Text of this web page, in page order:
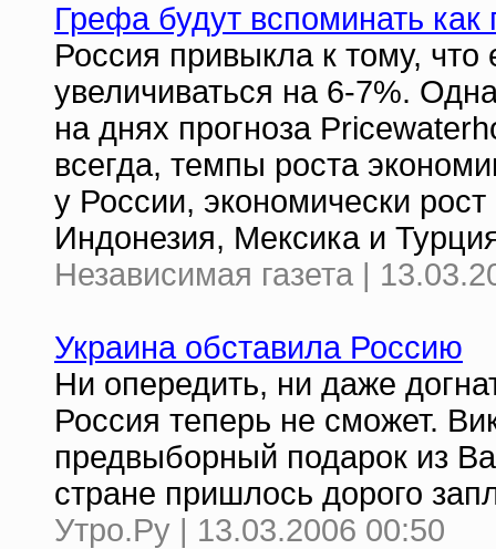
Грефа будут вспоминать как
Россия привыкла к тому,
увеличиваться на 6-7%.
на днях прогноза
всегда, темпы роста
у России, экономически
Индонезия, Мексика и
Независимая газета |
Украина обставила Россию
Ни опередить, ни даже
Россия теперь не сможет.
предвыборный подарок из
стране пришлось дорого
Утро.Ру | 13.03.2006 00:50